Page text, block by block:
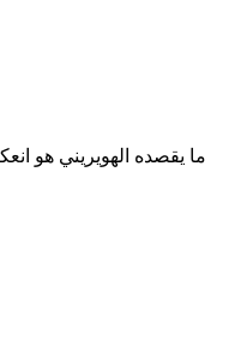
ما يقصده الهويريني هو